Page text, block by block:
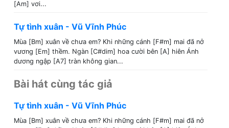
[Am] vơi...
Tự tình xuân - Vũ Vĩnh Phúc
Mùa [Bm] xuân về chưa em? Khi những cánh [F#m] mai đã nở
vương [Em] thềm. Ngàn [C#dim] hoa cười bên [A] hiên Ánh
dương ngập [A7] tràn không gian...
Bài hát cùng tác giả
Tự tình xuân - Vũ Vĩnh Phúc
Mùa [Bm] xuân về chưa em? Khi những cánh [F#m] mai đã nở